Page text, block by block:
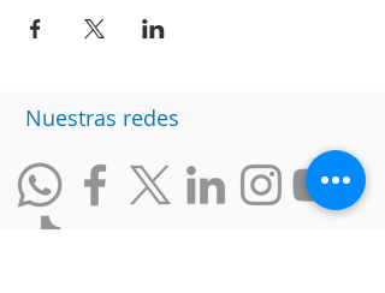
Nuestras redes